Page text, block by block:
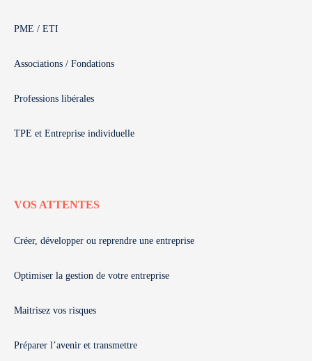
PME / ETI
Associations / Fondations
Professions libérales
TPE et Entreprise individuelle
VOS ATTENTES
Créer, développer ou reprendre une entreprise
Optimiser la gestion de votre entreprise
Maitrisez vos risques
Préparer l’avenir et transmettre